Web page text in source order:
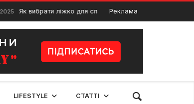
Як вибрати ліжко для спальні? Все, що треба знати про
Реклама
LIFESTYLE СТАТТІ